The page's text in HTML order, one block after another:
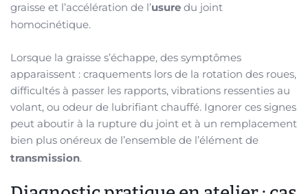
graisse et l’accélération de l’usure du joint
homocinétique.
Lorsque la graisse s’échappe, des symptômes
apparaissent : craquements lors de la rotation des roues,
difficultés à passer les rapports, vibrations ressenties au
volant, ou odeur de lubrifiant chauffé. Ignorer ces signes
peut aboutir à la rupture du joint et à un remplacement
bien plus onéreux de l’ensemble de l’élément de
transmission.